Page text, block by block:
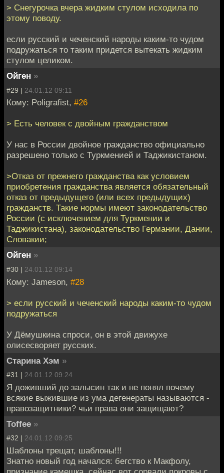
> Снегурочка вчера жидким стулом исходила по
этому поводу.
если русский и чеченский народы каким-то чудом
подружаться то таким придется вытекать жидким
стулом целиком.
Ойген »
#29 | 24.01.12 09:11
Кому: Poligrafist, #26
> Есть человек с двойным гражданством
У нас в России двойное гражданство официально
разрешено только с Туркменией и Таджикистаном.
>Отказ от прежнего гражданства как условием
приобретения гражданства является обязательный
отказ от предыдущего (или всех предыдущих)
гражданств. Такие нормы имеют законодательство
России (с исключением для Туркмении и
Таджикистана), законодательство Германии, Дании,
Словакии;
Ойген »
#30 | 24.01.12 09:14
Кому: Jameson, #28
> если русский и чеченский народы каким-то чудом
подружаться
У Дёмушкина спроси, он в этой движухе
олисесворяет русских.
Старина Хэм »
#31 | 24.01.12 09:24
Я доживший до залысин так и не понял почему
всякие выжившие из ума дегенераты называются -
правозащитники? чьи права они защищают?
Toffee »
#32 | 24.01.12 09:25
Шаблоны трещат, шаблоны!!!
Знатно новый год начался: бегство к Макфолу,